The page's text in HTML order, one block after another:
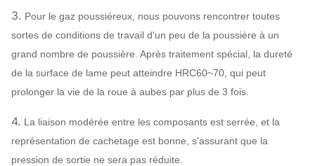
3. Pour le gaz poussiéreux, nous pouvons rencontrer toutes
sortes de conditions de travail d'un peu de la poussière à un
grand nombre de poussière. Après traitement spécial, la dureté
de la surface de lame peut atteindre HRC60~70, qui peut
prolonger la vie de la roue à aubes par plus de 3 fois.
4. La liaison modérée entre les composants est serrée, et la
représentation de cachetage est bonne, s'assurant que la
pression de sortie ne sera pas réduite.